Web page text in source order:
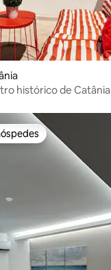
histórico de Catânia
preferidos dos hóspedes